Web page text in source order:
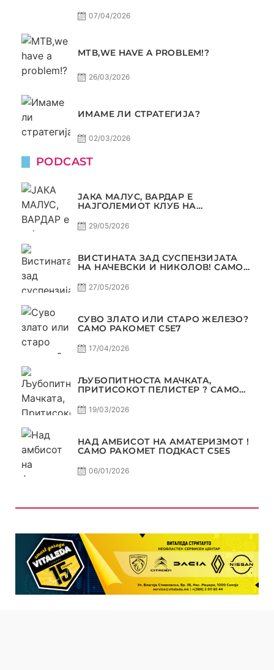
07/04/2026
МТВ,WE HAVE A PROBLEM!?
26/03/2026
ИМАМЕ ЛИ СТРАТЕГИЈА?
02/03/2026
PODCAST
ЈАКА МАЛУС, ВАРДАР Е
НАЈГОЛЕМИОТ КЛУБ НА
29/05/2026
ВИСТИНАТА ЗАД СУСПЕНЗИЈАТА
НА НАЧЕВСКИ И НИКОЛОВ! САМО
27/05/2026
СУВО ЗЛАТО ИЛИ СТАРО ЖЕЛЕЗО?
САМО РАКОМЕТ С5Е7
17/04/2026
ЉУБОПИТНОСТА МАЧКАТА,
ПРИТИСОКОТ ПЕЛИСТЕР ? САМО
19/03/2026
НАД АМБИСОТ НА АМАТЕРИЗМОТ !
САМО РАКОМЕТ ПОДКАСТ С5E5
06/01/2026